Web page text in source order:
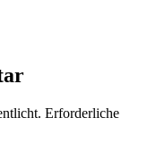
Erforderliche